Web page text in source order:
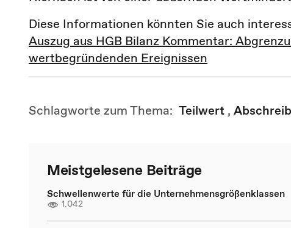
Diese Informationen könnten Sie auch
Auszug aus HGB Bilanz Kommentar:
wertbegründenden Ereignissen
Schlagworte zum Thema: Teilwert ,
Meistgelesene Beiträge
Schwellenwerte für die Unternehmensgrößenklassen
1.042